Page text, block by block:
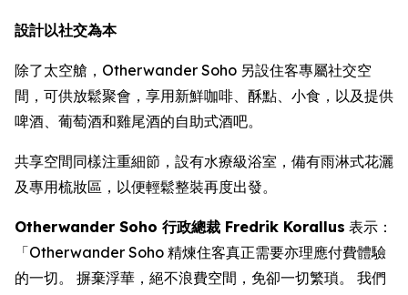
設計以社交為本
除了太空艙，Otherwander Soho 另設住客專屬社交空
間，可供放鬆聚會，享用新鮮咖啡、酥點、小食，以及提供
啤酒、葡萄酒和雞尾酒的自助式酒吧。
共享空間同樣注重細節，設有水療級浴室，備有雨淋式花灑
及專用梳妝區，以便輕鬆整裝再度出發。
Otherwander Soho 行政總裁 Fredrik Korallus 表示：
「Otherwander Soho 精煉住客真正需要亦理應付費體驗
的一切。 摒棄浮華，絕不浪費空間，免卻一切繁瑣。 我們